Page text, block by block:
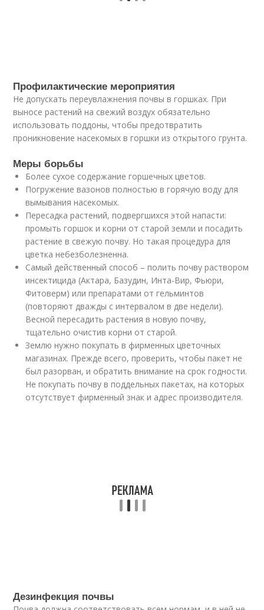
Профилактические мероприятия
Не допускать переувлажнения почвы в горшках. При
выносе растений на свежий воздух обязательно
использовать поддоны, чтобы предотвратить
проникновение насекомых в горшки из открытого грунта.
Меры борьбы
Более сухое содержание горшечных цветов.
Погружение вазонов полностью в горячую воду для
вымывания насекомых.
Пересадка растений, подвергшихся этой напасти:
промыть горшок и корни от старой земли и посадить
растение в свежую почву. Но такая процедура для
цветка небезболезненна.
Самый действенный способ – полить почву раствором
инсектицида (Актара, Базудин, Инта-Вир, Фьюри,
Фитоверм) или препаратами от гельминтов
(повторяют дважды с интервалом в две недели).
Весной пересадить растения в новую почву,
тщательно очистив корни от старой.
Землю нужно покупать в фирменных цветочных
магазинах. Прежде всего, проверить, чтобы пакет не
был разорван, и обратить внимание на срок годности.
Не покупать почву в поддельных пакетах, на которых
отсутствует фирменный знак и адрес производителя.
Дезинфекция почвы